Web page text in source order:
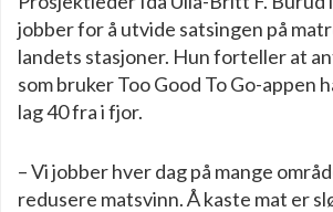
jobber for å utvide satsingen på
landets stasjoner. Hun forteller at
som bruker Too Good To Go-appen
lag 40 fra i fjor.
– Vi jobber hver dag på mange
redusere matsvinn. Å kaste mat er